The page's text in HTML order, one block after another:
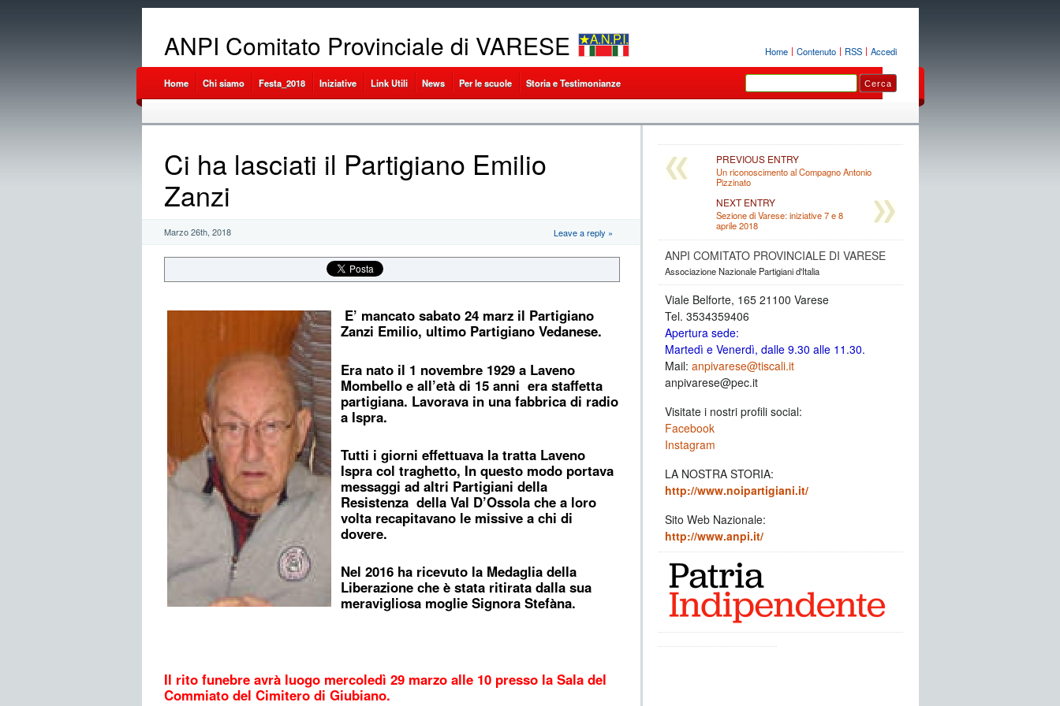
Home Contenuto RSS Accedi
ANPI Comitato Provinciale di VARESE
Home Chi siamo Festa_2018 Iniziative Link Utili News Per le scuole Storia e Testimonianze
Ci ha lasciati il Partigiano Emilio
Zanzi
Marzo 26th, 2018 Leave a reply »
E’ mancato sabato 24 marz il Partigiano
Zanzi Emilio, ultimo Partigiano Vedanese.
Era nato il 1 novembre 1929 a Laveno
Mombello e all’età di 15 anni era staffetta
partigiana. Lavorava in una fabbrica di radio
a Ispra.
Tutti i giorni effettuava la tratta Laveno
Ispra col traghetto, In questo modo portava
messaggi ad altri Partigiani della
Resistenza della Val D’Ossola che a loro
volta recapitavano le missive a chi di
dovere.
Nel 2016 ha ricevuto la Medaglia della
Liberazione che è stata ritirata dalla sua
meravigliosa moglie Signora Stefàna.
Il rito funebre avrà luogo mercoledì 29 marzo alle 10 presso la Sala del
Commiato del Cimitero di Giubiano.
PREVIOUS ENTRY
Un riconoscimento al Compagno Antonio
Pizzinato
NEXT ENTRY
Sezione di Varese: iniziative 7 e 8
aprile 2018
ANPI COMITATO PROVINCIALE DI VARESE
Associazione Nazionale Partigiani d'Italia
Viale Belforte, 165 21100 Varese
Tel. 3534359406
Apertura sede:
Martedì e Venerdì, dalle 9.30 alle 11.30.
Mail: anpivarese@tiscali.it
anpivarese@pec.it
Visitate i nostri profili social:
Facebook
Instagram
LA NOSTRA STORIA:
http://www.noipartigiani.it/
Sito Web Nazionale:
http://www.anpi.it/